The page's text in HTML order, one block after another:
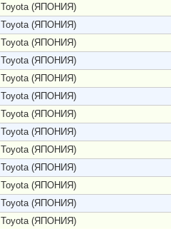
Toyota (ЯПОНИЯ)
Toyota (ЯПОНИЯ)
Toyota (ЯПОНИЯ)
Toyota (ЯПОНИЯ)
Toyota (ЯПОНИЯ)
Toyota (ЯПОНИЯ)
Toyota (ЯПОНИЯ)
Toyota (ЯПОНИЯ)
Toyota (ЯПОНИЯ)
Toyota (ЯПОНИЯ)
Toyota (ЯПОНИЯ)
Toyota (ЯПОНИЯ)
Toyota (ЯПОНИЯ)